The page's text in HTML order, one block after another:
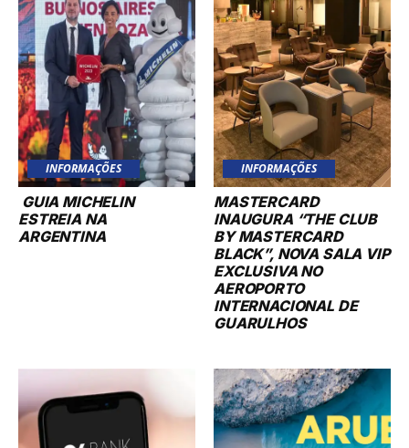
INFORMAÇÕES
GUIA MICHELIN
ESTREIA NA
ARGENTINA
INFORMAÇÕES
MASTERCARD
INAUGURA “THE CLUB
BY MASTERCARD
BLACK”, NOVA SALA VIP
EXCLUSIVA NO
AEROPORTO
INTERNACIONAL DE
GUARULHOS